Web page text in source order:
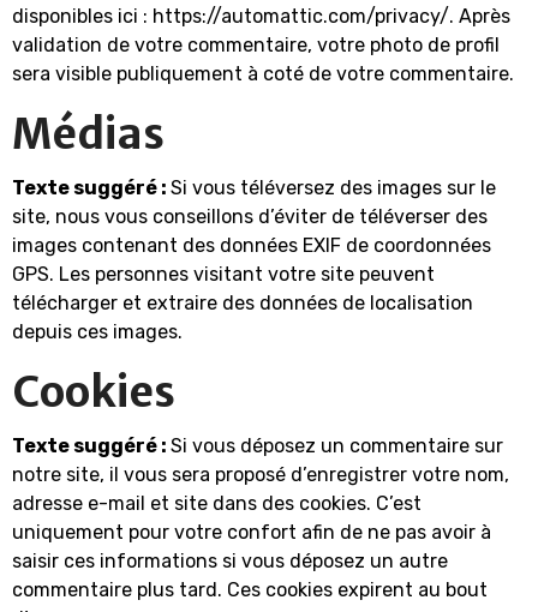
disponibles ici : https://automattic.com/privacy/. Après
validation de votre commentaire, votre photo de profil
sera visible publiquement à coté de votre commentaire.
Médias
Texte suggéré : Si vous téléversez des images sur le
site, nous vous conseillons d’éviter de téléverser des
images contenant des données EXIF de coordonnées
GPS. Les personnes visitant votre site peuvent
télécharger et extraire des données de localisation
depuis ces images.
Cookies
Texte suggéré : Si vous déposez un commentaire sur
notre site, il vous sera proposé d’enregistrer votre nom,
adresse e-mail et site dans des cookies. C’est
uniquement pour votre confort afin de ne pas avoir à
saisir ces informations si vous déposez un autre
commentaire plus tard. Ces cookies expirent au bout